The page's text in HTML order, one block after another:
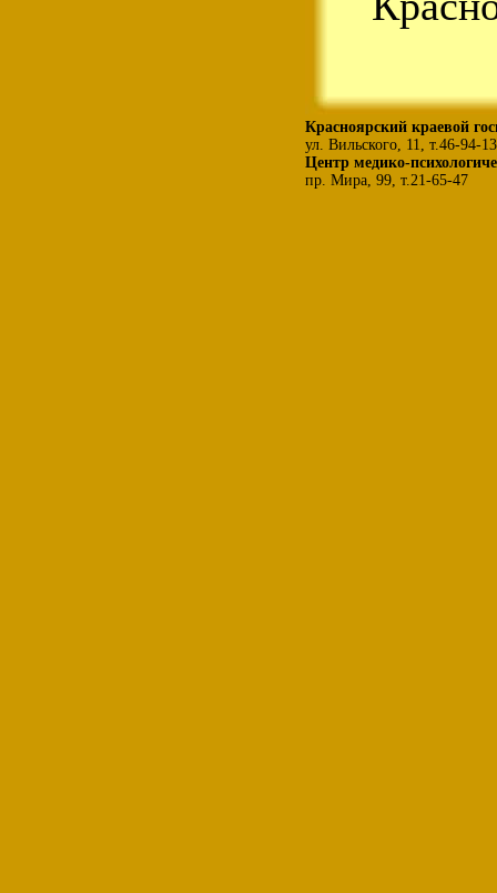
Красноярский краевой
ул. Вильского, 11, т.46-94-13
Центр медико-
пр. Мира, 99, т.21-65-47